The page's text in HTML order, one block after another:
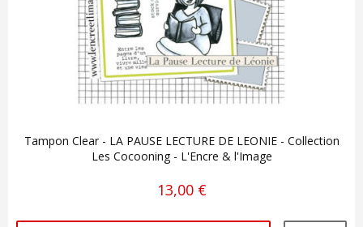
Tampon Clear - LA PAUSE LECTURE DE LEONIE - Collection
Les Cocooning - L'Encre & l'Image
13,00 €